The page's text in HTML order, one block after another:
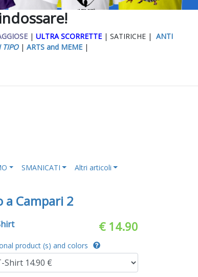
| ULTRA SCORRETTE | SATIRICHE | ANTI
TIPO | ARTS and MEME |
SMANICATI Altri articoli
a Campari 2
€ 14.90
product (s) and colors